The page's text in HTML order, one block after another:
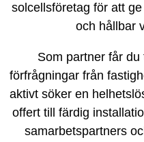
solcellsföretag för att
och hållbar
Som partner får
förfrågningar från
aktivt söker en
offert till färdig
samarbetspartners